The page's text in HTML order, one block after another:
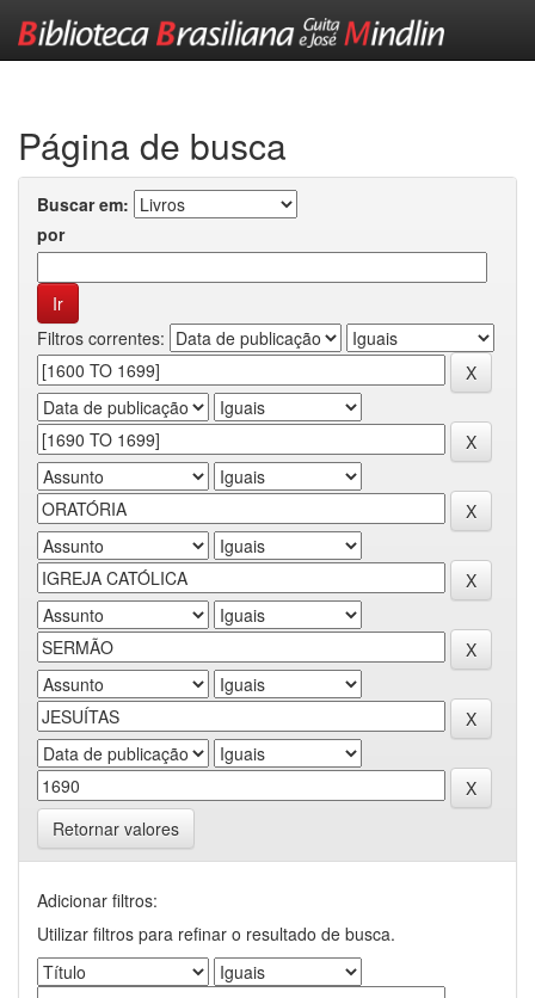
Página de busca
Buscar em:
por
Filtros correntes:
Retornar valores
Adicionar filtros:
Utilizar filtros para refinar o resultado de busca.